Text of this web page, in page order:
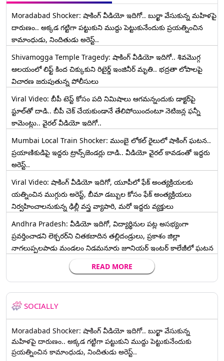
Moradabad Shocker: షాకింగ్ వీడియో ఇదిగో.. బుర్ఖా వేసుకున్న మహిళపై
దారుణం.. అక్కడ గట్టిగా పట్టుకుని ముద్దు పెట్టుకునేందుకు ప్రయత్నించిన
కామాంధుడు, నిందితుడు అరెస్ట్..
Shivamogga Temple Tragedy: షాకింగ్ వీడియో ఇదిగో.. శివమొగ్గ
ఆలయంలో లిఫ్ట్ కింద చిక్కుకుని రిటైర్డ్ ఇంజినీర్ మృతి.. భద్రతా లోపాలపై
విచారణ జరుపుతున్న పోలీసులు
Viral Video: బీపీ టెస్ట్‌ కోసం పది నిమిషాలు ఆగమన్నందుకు డాక్టర్‌పై
స్టూల్‌తో దాడి.. బీపీ చెక్ చేయకుండానే తేలిపోయిందంటూ నెటిజన్ల ఫన్నీ
కామెంట్లు.. వైరల్ వీడియో ఇదిగో..
Mumbai Local Train Shocker: ముంబై లోకల్ రైలులో షాకింగ్ ఘటన..
ప్రయాణికుడిపై ఇద్దరు ట్రాన్స్‌జెండర్లు దాడి.. వీడియో వైరల్ కావడంతో ఇద్దరు
అరెస్ట్..
Viral Video: షాకింగ్ వీడియో ఇదిగో, యూపీలో ఫేక్ అంత్యక్రియలకు
యత్నించిన ముగ్గురు అరెస్ట్, బీమా డబ్బుల కోసం ఫేక్ అంత్యక్రియలు
నిర్వహించాలనుకున్న ఢిల్లీ వస్త్ర వ్యాపారి, మరో ఇద్దరు వ్యక్తులు
Andhra Pradesh: వీడియో ఇదిగో, విద్యార్థినుల పట్ల అసభ్యంగా
ప్రవర్తించాడని లెక్చ‌ర‌ర్‌ని చిత‌క‌బాదిన త‌ల్లిదండ్రులు, ప్రకాశం జిల్లా
నాగలుప్పలపాడు మండలం నిడమనూరు జూనియర్ ఇంటర్ కాలేజీలో ఘటన
READ MORE
SOCIALLY
Moradabad Shocker: షాకింగ్ వీడియో ఇదిగో.. బుర్ఖా వేసుకున్న
మహిళపై దారుణం.. అక్కడ గట్టిగా పట్టుకుని ముద్దు పెట్టుకునేందుకు
ప్రయత్నించిన కామాంధుడు, నిందితుడు అరెస్ట్..